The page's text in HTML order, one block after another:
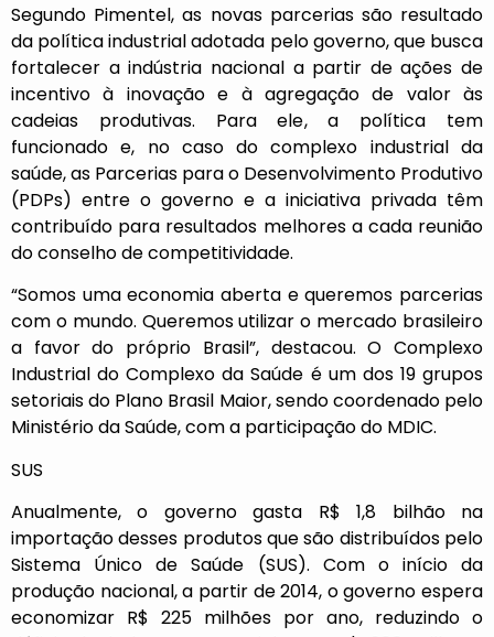
Segundo Pimentel, as novas parcerias são resultado
da política industrial adotada pelo governo, que busca
fortalecer a indústria nacional a partir de ações de
incentivo à inovação e à agregação de valor às
cadeias produtivas. Para ele, a política tem
funcionado e, no caso do complexo industrial da
saúde, as Parcerias para o Desenvolvimento Produtivo
(PDPs) entre o governo e a iniciativa privada têm
contribuído para resultados melhores a cada reunião
do conselho de competitividade.
“Somos uma economia aberta e queremos parcerias
com o mundo. Queremos utilizar o mercado brasileiro
a favor do próprio Brasil”, destacou. O Complexo
Industrial do Complexo da Saúde é um dos 19 grupos
setoriais do Plano Brasil Maior, sendo coordenado pelo
Ministério da Saúde, com a participação do MDIC.
SUS
Anualmente, o governo gasta R$ 1,8 bilhão na
importação desses produtos que são distribuídos pelo
Sistema Único de Saúde (SUS). Com o início da
produção nacional, a partir de 2014, o governo espera
economizar R$ 225 milhões por ano, reduzindo o